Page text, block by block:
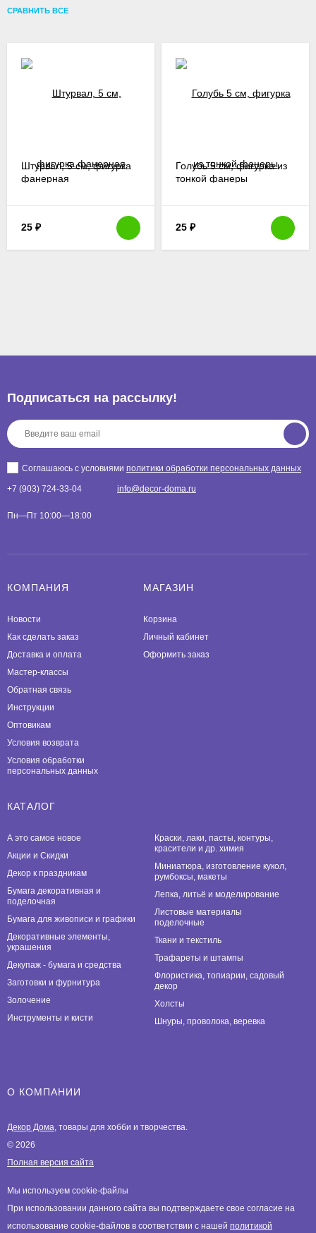
СРАВНИТЬ ВСЕ
Штурвал, 5 см, фигурка
фанерная
25 ₽
Голубь 5 см, фигурка из
тонкой фанеры
25 ₽
Подписаться на рассылкy!
Соглашаюсь с условиями политики обработки персональных данных
+7 (903) 724-33-04 info@decor-doma.ru
Пн—Пт 10:00—18:00
КОМПАНИЯ
Новости
Как сделать заказ
Доставка и оплата
Мастер-классы
Обратная связь
Инструкции
Оптовикам
Условия возврата
Условия обработки
персональных данных
МАГАЗИН
Корзина
Личный кабинет
Оформить заказ
КАТАЛОГ
А это самое новое
Акции и Скидки
Декор к праздникам
Бумага декоративная и
поделочная
Бумага для живописи и графики
Декоративные элементы,
украшения
Декупаж - бумага и средства
Заготовки и фурнитура
Золочение
Инструменты и кисти
Краски, лаки, пасты, контуры,
красители и др. химия
Миниатюра, изготовление кукол,
румбоксы, макеты
Лепка, литьё и моделирование
Листовые материалы
поделочные
Ткани и текстиль
Трафареты и штампы
Флористика, топиарии, садовый
декор
Холсты
Шнуры, проволока, веревка
О КОМПАНИИ
Декор Дома, товары для хобби и творчества.
© 2026
Полная версия сайта
Мы используем cookie-файлы
При использовании данного сайта вы подтверждаете свое согласие на
использование cookie-файлов в соответствии с нашей политикой